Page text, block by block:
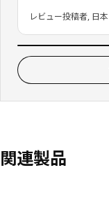
レビュー投稿者, 日本
関連製品